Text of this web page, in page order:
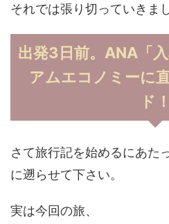
それでは張り切っていきま
出発3日前。ANA「
アムエコノミーに
ド！
さて旅行記を始めるにあた
に遡らせて下さい。
実は今回の旅、